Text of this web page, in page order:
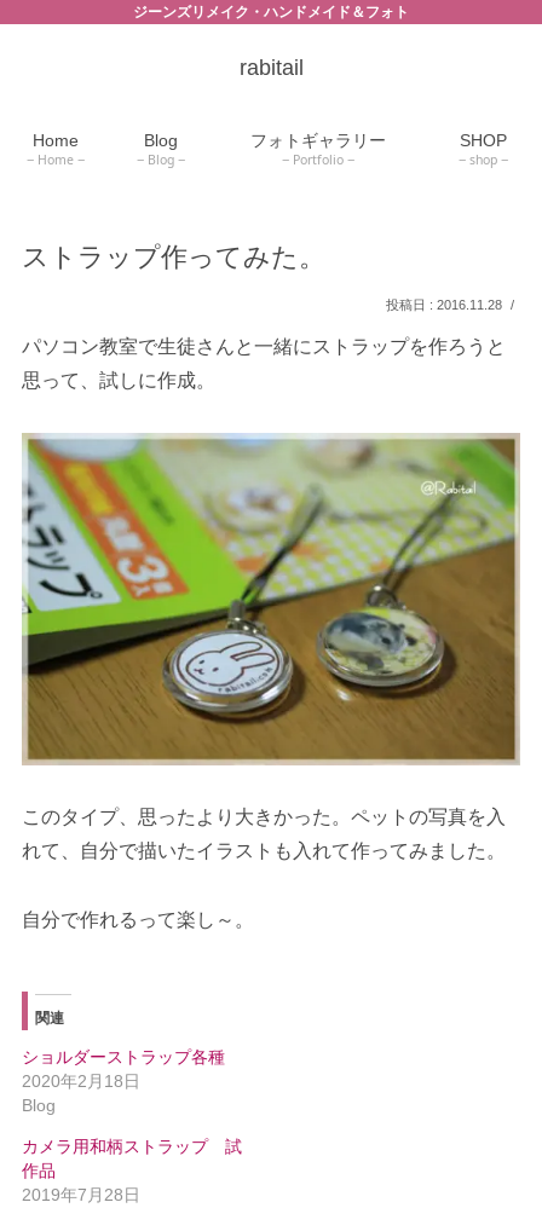
ジーンズリメイク・ハンドメイド＆フォト
rabitail
Home
Home
Blog
Blog
フォトギャラリー
Portfolio
SHOP
shop
ストラップ作ってみた。
2016.11.28
パソコン教室で生徒さんと一緒にストラップを作ろうと
思って、試しに作成。
このタイプ、思ったより大きかった。ペットの写真を入
れて、自分で描いたイラストも入れて作ってみました。
自分で作れるって楽し～。
関連
ショルダーストラップ各種
2020年2月18日
Blog
カメラ用和柄ストラップ 試
作品
2019年7月28日